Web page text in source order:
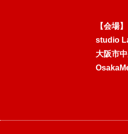
【会場】
studio
大阪市